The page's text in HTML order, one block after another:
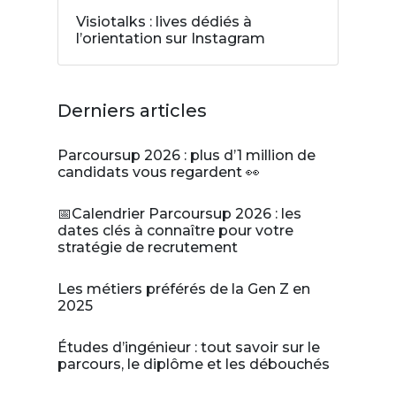
Visiotalks : lives dédiés à
l’orientation sur Instagram
Derniers articles
Parcoursup 2026 : plus d’1 million de
candidats vous regardent 👀
📅Calendrier Parcoursup 2026 : les
dates clés à connaître pour votre
stratégie de recrutement
Les métiers préférés de la Gen Z en
2025
Études d’ingénieur : tout savoir sur le
parcours, le diplôme et les débouchés